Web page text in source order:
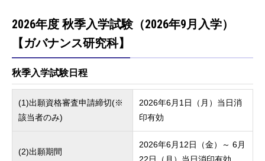
2026年度 秋季入学試験（2026年9月入学）
【ガバナンス研究科】
秋季入学試験日程
(1)出願資格審査申請締切(※
該当者のみ)
2026年6月1日（月）当日消
印有効
(2)出願期間
2026年6月12日（金）～ 6月
22日（月）当日消印有効